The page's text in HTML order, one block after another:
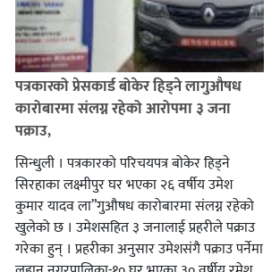
पत्रकारको प्रेसकार्ड बोकेर हिड्ने लागुऔषध
कारोबारमा संलग्न रहेको आरोपमा ३ जना
पक्राउ,
सिन्धुली । पत्रकारको परिचयपत्र बोकेर हिड्ने
सिरहाका लक्ष्मीपुर घर भएका २६ वर्षीय उमेश
कुमार यादव ला”गुऔषध कारोबारमा संलग्न रहेको
खुलेको छ । उमेशसहित ३ जनालाई प्रहरीले पक्राउ
गरेका हुन् । प्रहरीका अनुसार उमेशसंगै पक्राउ पर्नेमा